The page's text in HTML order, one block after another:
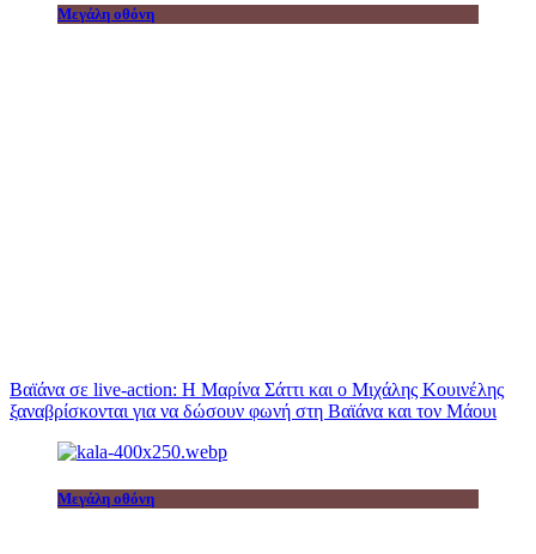
Μεγάλη οθόνη
Βαϊάνα σε live-action: Η Μαρίνα Σάττι και ο Μιχάλης Κουινέλης
ξαναβρίσκονται για να δώσουν φωνή στη Βαϊάνα και τον Μάουι
Μεγάλη οθόνη